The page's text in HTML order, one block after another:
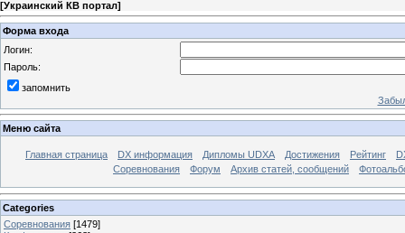
[Украинский КВ портал]
Форма входа
Логин:
Пароль:
запомнить
Меню сайта
Главная страница DX информация Дипломы UDXA Достижения Рейтинг
Соревнования
Форум Архив статей, сообщений
Categories
Соревнования [1479]